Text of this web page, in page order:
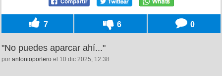
7 6 0
"No puedes aparcar ahí..."
por antonioportero el 10 dic 2025, 12:38